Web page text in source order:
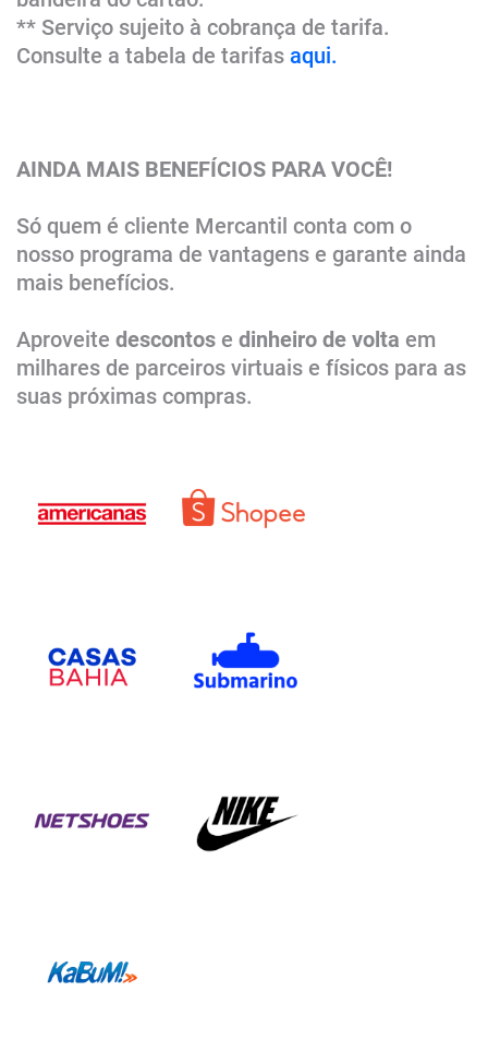
** Serviço sujeito à cobrança de tarifa.
Consulte a tabela de tarifas aqui.
AINDA MAIS BENEFÍCIOS PARA VOCÊ!
Só quem é cliente Mercantil conta com o
nosso programa de vantagens e garante ainda
mais benefícios.​
Aproveite descontos e dinheiro de volta em
milhares de parceiros virtuais e físicos para as
suas próximas compras.